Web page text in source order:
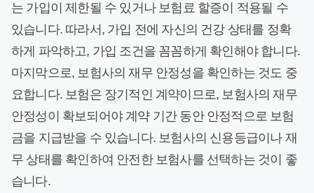
는 가입이 제한될 수 있거나 보험료 할증이 적용될 수
있습니다. 따라서, 가입 전에 자신의 건강 상태를 정확
하게 파악하고, 가입 조건을 꼼꼼하게 확인해야 합니다.
마지막으로, 보험사의 재무 안정성을 확인하는 것도 중
요합니다. 보험은 장기적인 계약이므로, 보험사의 재무
안정성이 확보되어야 계약 기간 동안 안정적으로 보험
금을 지급받을 수 있습니다. 보험사의 신용등급이나 재
무 상태를 확인하여 안전한 보험사를 선택하는 것이 좋
습니다.